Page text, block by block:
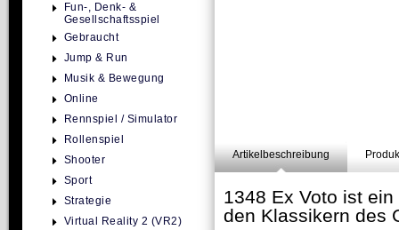
Artikelbeschreibung
1348 Ex Voto ist
den Klassikern des
Fun-, Denk- &
Gesellschaftsspiel
Gebraucht
Jump & Run
Musik & Bewegung
Online
Rennspiel / Simulator
Rollenspiel
Shooter
Sport
Strategie
Virtual Reality 2 (VR2)